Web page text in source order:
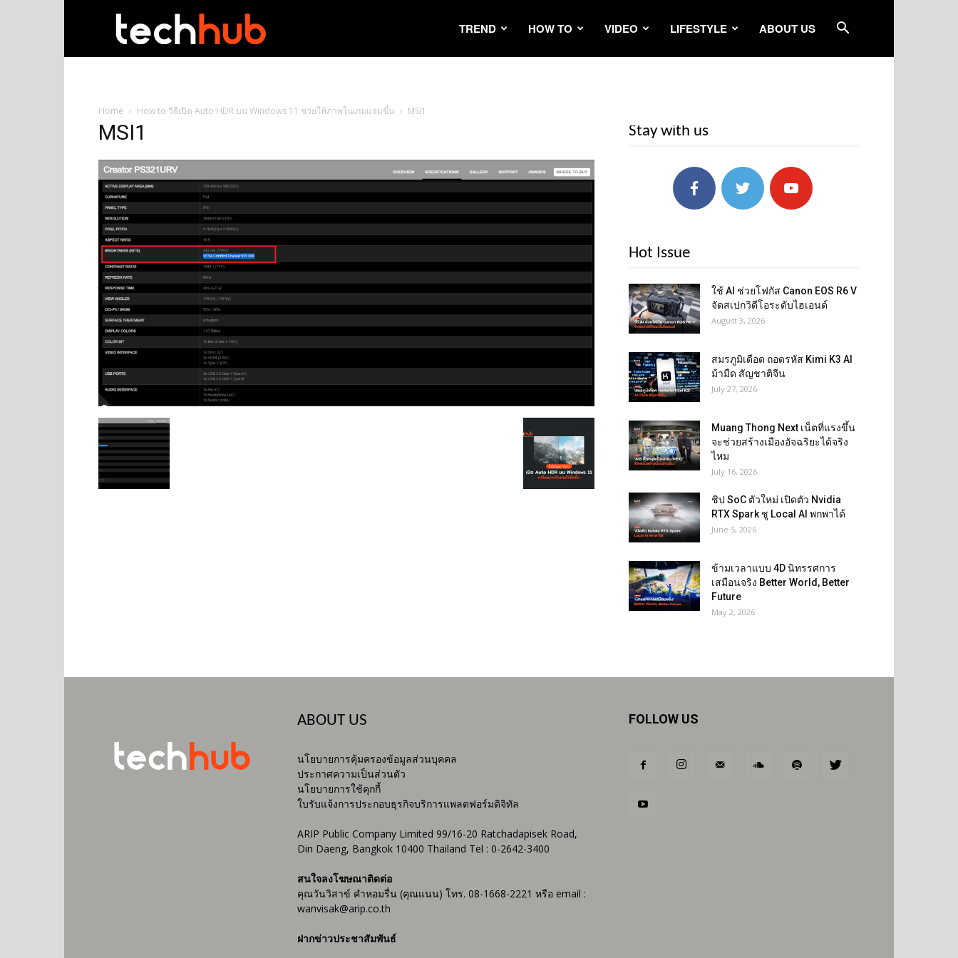
TREND HOW TO VIDEO LIFESTYLE ABOUT US
Home How to วิธีเปิด Auto HDR บน Windows 11 ช่วยให้ภาพในเกมแจ่มขึ้น MSI1
MSI1 Stay with us
Hot Issue
ใช้ AI ช่วยโฟกัส Canon EOS R6 V
จัดสเปกวิดีโอระดับไฮเอนด์
August 3, 2026
สมรภูมิเดือด ถอดรหัส Kimi K3 AI
ม้ามืด สัญชาติจีน
July 27, 2026
Muang Thong Next เน็ตที่แรงขึ้น
จะช่วยสร้างเมืองอัจฉริยะได้จริง
ไหม
July 16, 2026
ชิป SoC ตัวใหม่ เปิดตัว Nvidia
RTX Spark ชู Local AI พกพาได้
June 5, 2026
ข้ามเวลาแบบ 4D นิทรรศการ
เสมือนจริง Better World, Better
Future
May 2, 2026
ABOUT US
นโยบายการคุ้มครองข้อมูลส่วนบุคคล
ประกาศความเป็นส่วนตัว
นโยบายการใช้คุกกี้
ใบรับแจ้งการประกอบธุรกิจบริการแพลตฟอร์มดิจิทัล
ARIP Public Company Limited 99/16-20 Ratchadapisek Road,
Din Daeng, Bangkok 10400 Thailand Tel : 0-2642-3400
สนใจลงโฆษณาติดต่อ
คุณวันวิสาข์ คำหอมรื่น (คุณแนน) โทร. 08-1668-2221 หรือ email :
wanvisak@arip.co.th
ฝากข่าวประชาสัมพันธ์
FOLLOW US